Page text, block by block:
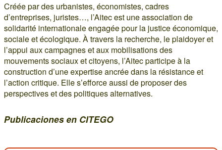
Créée par des urbanistes, économistes, cadres
d’entreprises, juristes…, l’Aitec est une association de
solidarité internationale engagée pour la justice économique,
sociale et écologique. À travers la recherche, le plaidoyer et
l’appui aux campagnes et aux mobilisations des
mouvements sociaux et citoyens, l’Aitec participe à la
construction d’une expertise ancrée dans la résistance et
l’action critique. Elle s’efforce aussi de proposer des
perspectives et des politiques alternatives.
Publicaciones en CITEGO